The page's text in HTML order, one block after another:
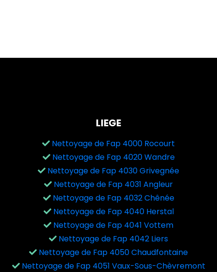
LIEGE
Nettoyage de Fap 4000 Rocourt
Nettoyage de Fap 4020 Wandre
Nettoyage de Fap 4030 Grivegnée
Nettoyage de Fap 4031 Angleur
Nettoyage de Fap 4032 Chênée
Nettoyage de Fap 4040 Herstal
Nettoyage de Fap 4041 Vottem
Nettoyage de Fap 4042 Liers
Nettoyage de Fap 4050 Chaudfontaine
Nettoyage de Fap 4051 Vaux-Sous-Chèvremont